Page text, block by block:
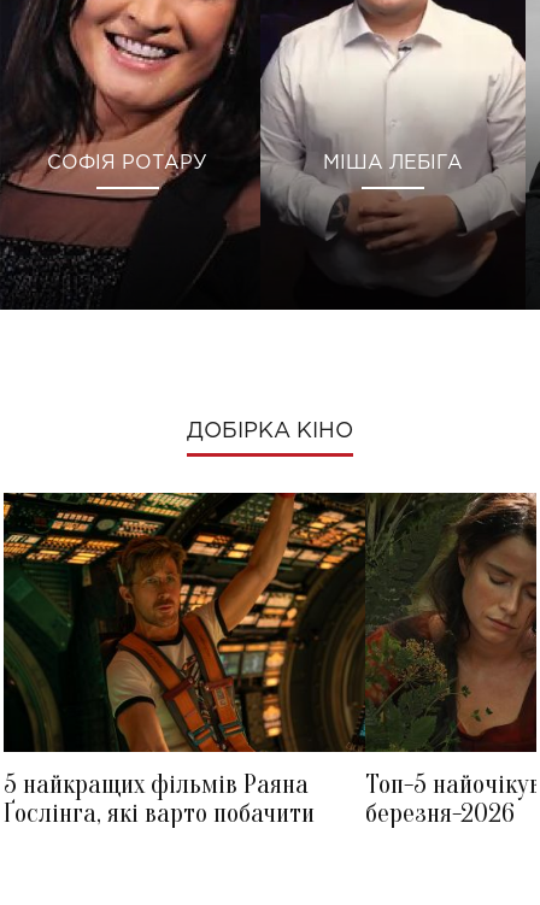
СОФІЯ РОТАРУ МІША ЛЕБІГА
ДОБІРКА КІНО
5 найкращих фільмів Раяна
Ґослінга, які варто побачити
Топ-5
березня-2026